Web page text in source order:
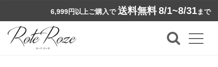
6,999円以上ご購入で 送料無料8/1~8/31まで